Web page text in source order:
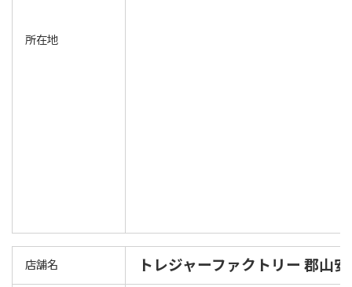
所在地
店舗名 トレジャーファクトリー 郡山